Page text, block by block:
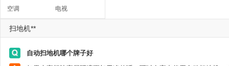
空调 电视
扫地机**
自动扫地机哪个牌子好